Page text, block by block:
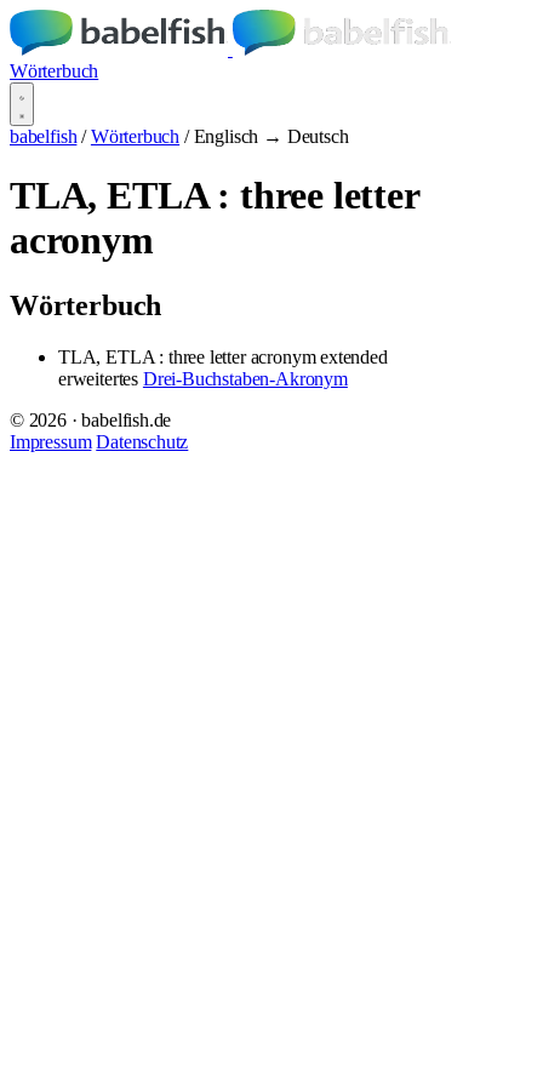
Wörterbuch
babelfish / Wörterbuch / Englisch → Deutsch
TLA, ETLA : three letter
acronym
Wörterbuch
TLA, ETLA : three letter acronym extended
erweitertes Drei-Buchstaben-Akronym
© 2026 · babelfish.de
Impressum Datenschutz